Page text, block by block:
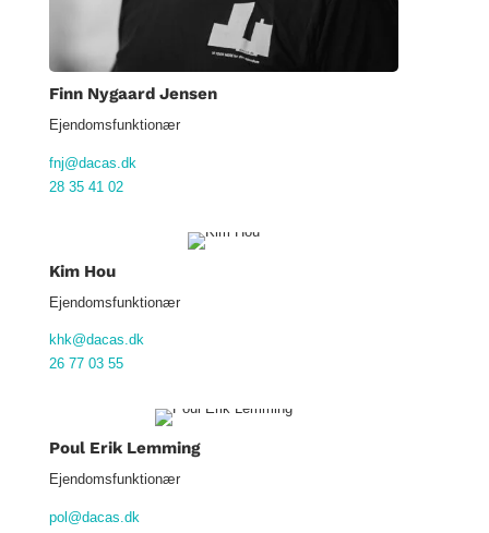
Finn Nygaard Jensen
Ejendomsfunktionær
fnj@dacas.dk
28 35 41 02
Kim Hou
Ejendomsfunktionær
khk@dacas.dk
26 77 03 55
Poul Erik Lemming
Ejendomsfunktionær
pol@dacas.dk